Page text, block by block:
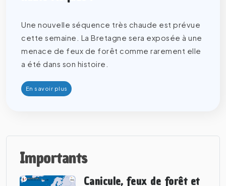
Une nouvelle séquence très chaude est prévue
cette semaine. La Bretagne sera exposée à une
menace de feux de forêt comme rarement elle
a été dans son histoire.
En savoir plus
Importants
Canicule, feux de forêt et